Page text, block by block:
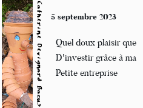
Catherine Devignard Bazus 5 septembre 2023
Quel doux plaisir que
D'investir grâce à ma
Petite entreprise